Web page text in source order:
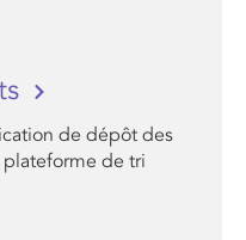
de dépôt des
de tri